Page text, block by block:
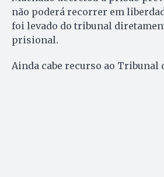
não poderá recorrer em
foi levado do tribunal
prisional.
Ainda cabe recurso ao Tribunal